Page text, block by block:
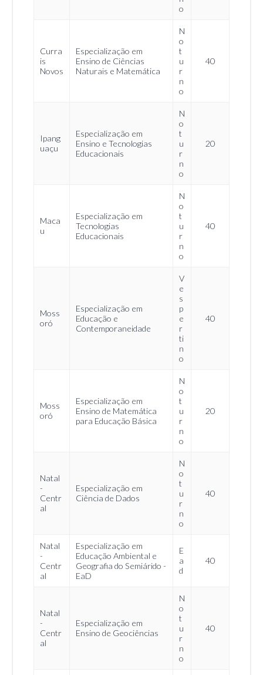
o
Curra
is
Novos
Especialização em
Ensino de Ciências
Naturais e Matemática
N
o
t
u
r
n
o
40
Ipang
uaçu
Especialização em
Ensino e Tecnologias
Educacionais
N
o
t
u
r
n
o
20
Maca
u
Especialização em
Tecnologias
Educacionais
N
o
t
u
r
n
o
40
Moss
oró
Especialização em
Educação e
Contemporaneidade
V
e
s
p
e
r
ti
n
o
40
Moss
oró
Especialização em
Ensino de Matemática
para Educação Básica
N
o
t
u
r
n
o
20
Natal
-
Centr
al
Especialização em
Ciência de Dados
N
o
t
u
r
n
o
40
Natal
-
Centr
al
Especialização em
Educação Ambiental e
Geografia do Semiárido -
EaD
E
a
d
40
Natal
-
Centr
al
Especialização em
Ensino de Geociências
N
o
t
u
r
n
o
40